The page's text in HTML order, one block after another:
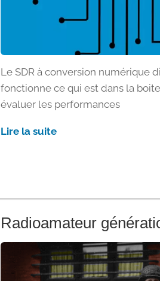
Le SDR à conversion numérique
fonctionne ce qui est dans la
évaluer les performances
Lire la suite
Radioamateur